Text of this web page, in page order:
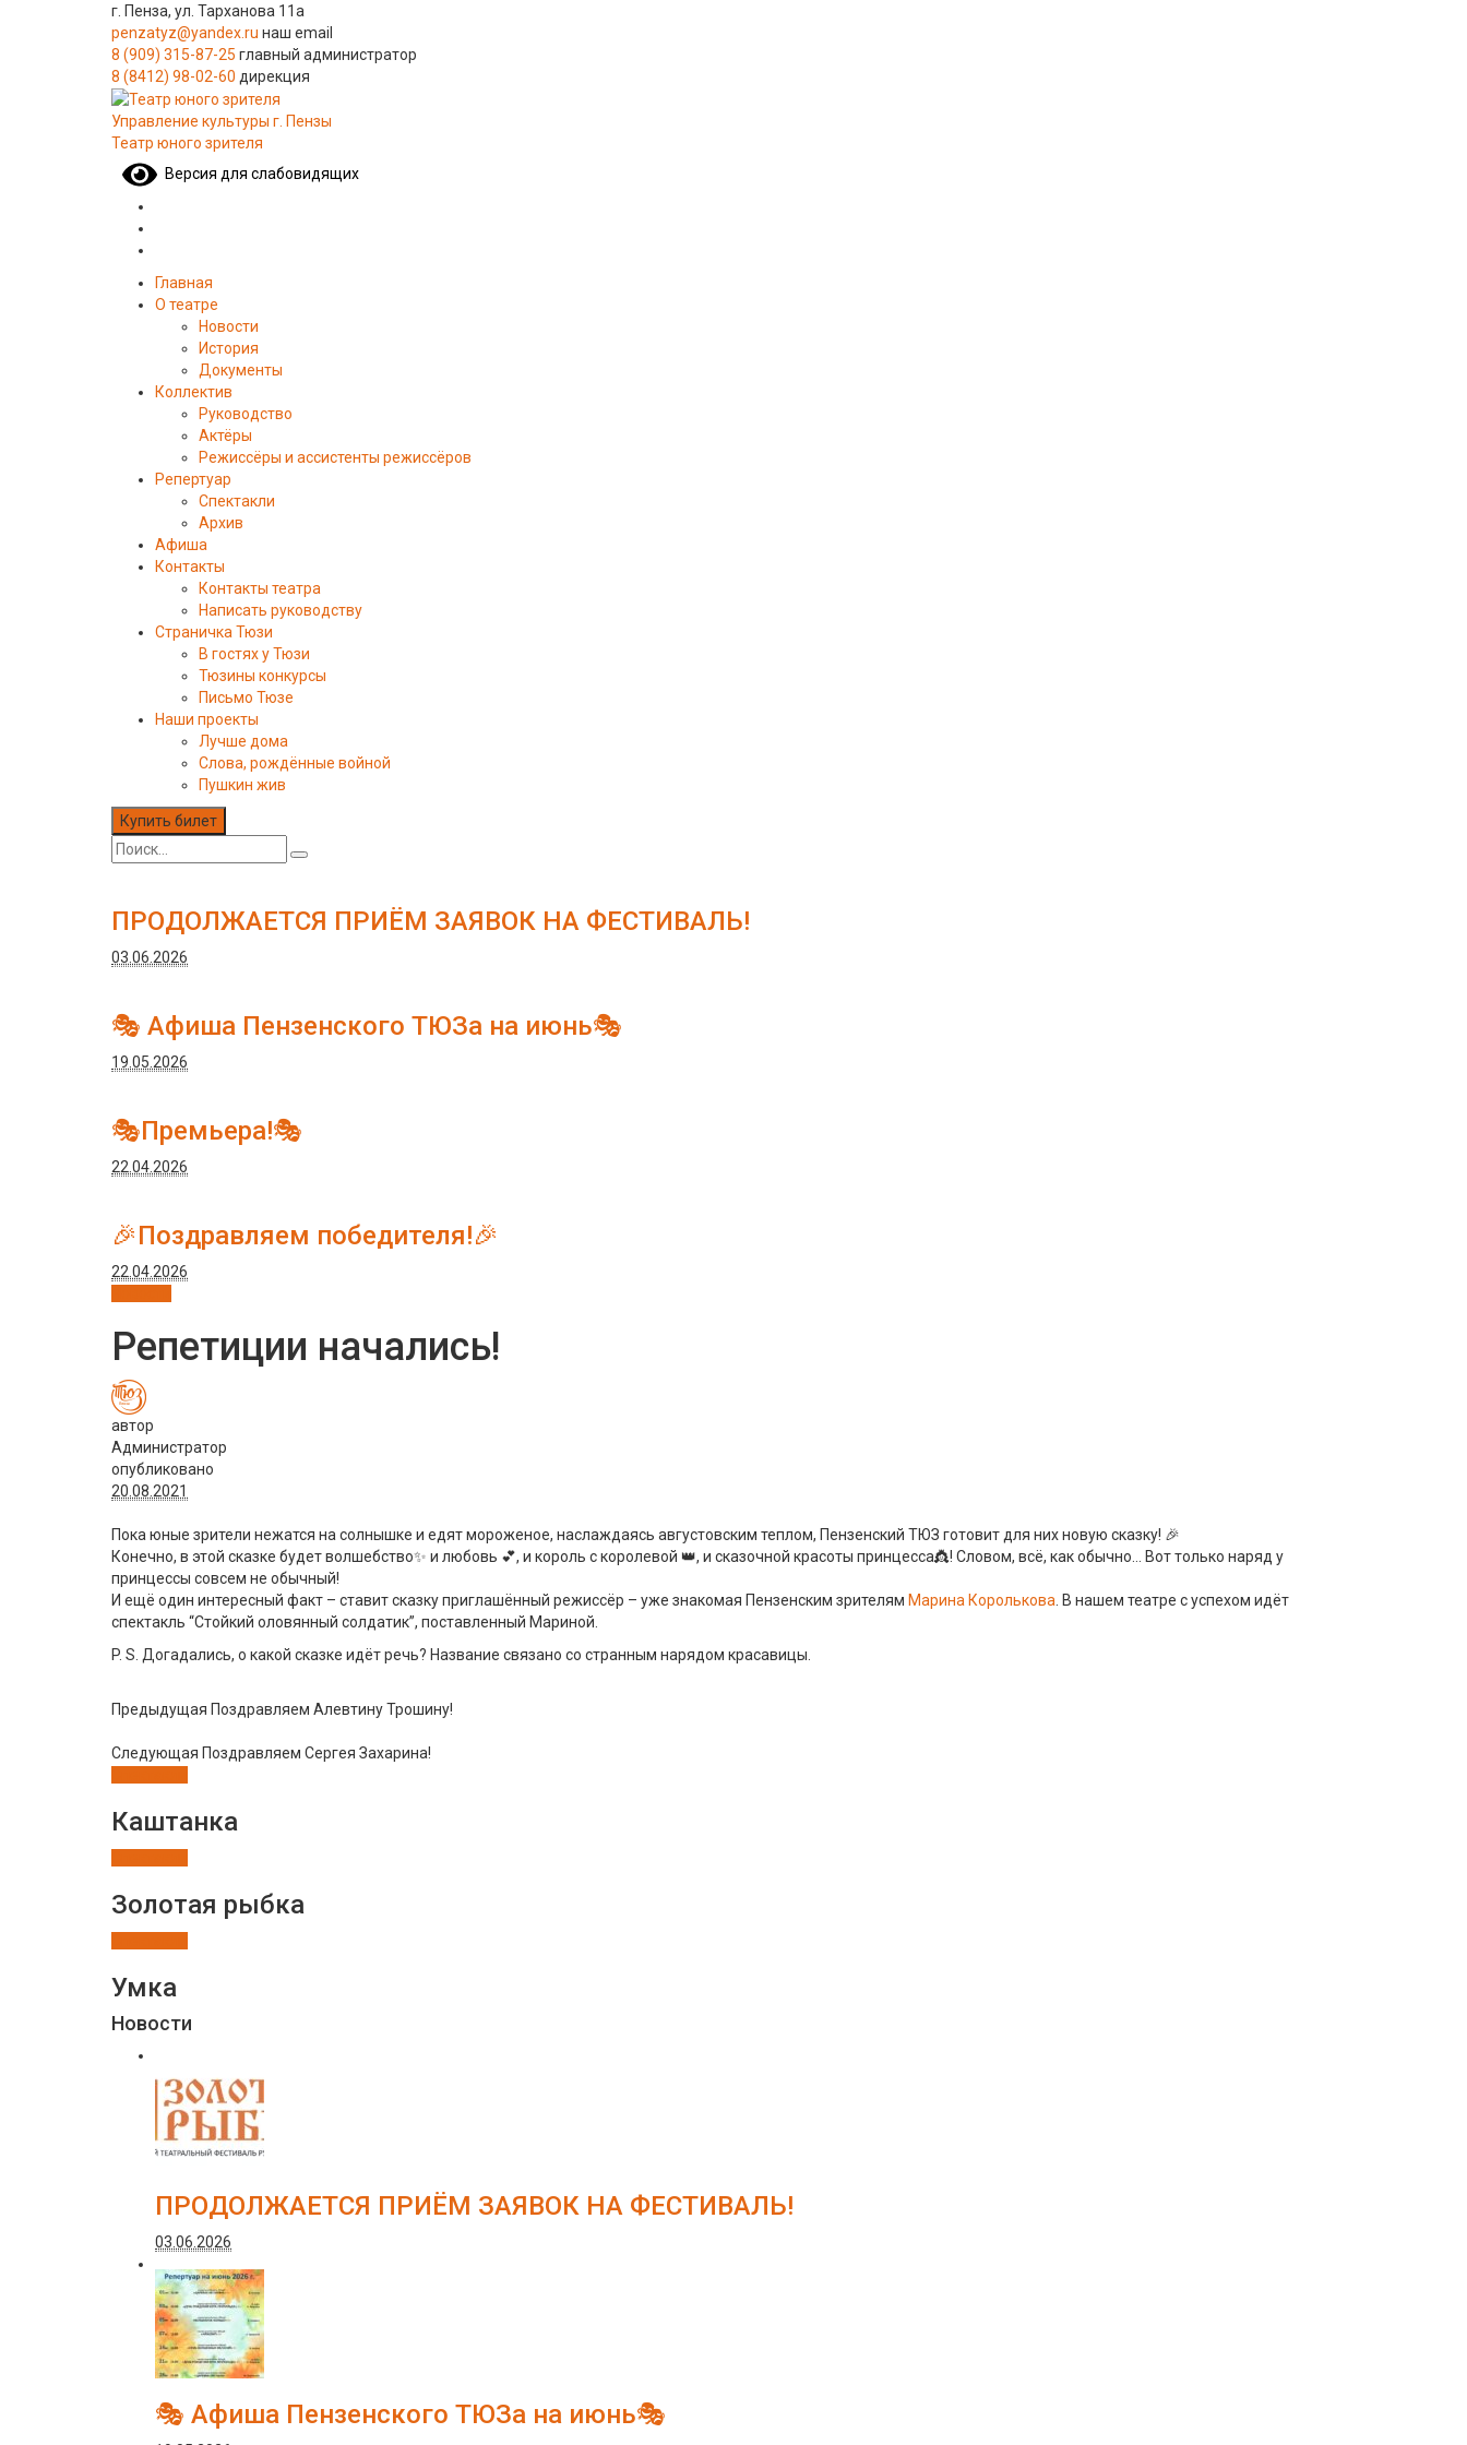
г. Пенза, ул. Тарханова 11а
penzatyz@yandex.ru наш email
8 (909) 315-87-25 главный администратор
8 (8412) 98-02-60 дирекция
Управление культуры г. Пензы
Театр юного зрителя
Версия для слабовидящих
Главная
О театре
Новости
История
Документы
Коллектив
Руководство
Актёры
Режиссёры и ассистенты режиссёров
Репертуар
Спектакли
Архив
Афиша
Контакты
Контакты театра
Написать руководству
Страничка Тюзи
В гостях у Тюзи
Тюзины конкурсы
Письмо Тюзе
Наши проекты
Лучше дома
Слова, рождённые войной
Пушкин жив
Купить билет
ПРОДОЛЖАЕТСЯ ПРИЁМ ЗАЯВОК НА ФЕСТИВАЛЬ!
03.06.2026
🎭 Афиша Пензенского ТЮЗа на июнь🎭
19.05.2026
🎭Премьера!🎭
22.04.2026
🎉Поздравляем победителя!🎉
22.04.2026
Репетиции начались!
автор
Администратор
опубликовано
20.08.2021
Пока юные зрители нежатся на солнышке и едят мороженое, наслаждаясь августовским теплом, Пензенский ТЮЗ готовит для них новую сказку! 🎉
Конечно, в этой сказке будет волшебство✨ и любовь 💕, и король с королевой 👑, и сказочной красоты принцесса👸! Словом, всё, как обычно… Вот только наряд у
принцессы совсем не обычный!
И ещё один интересный факт – ставит сказку приглашённый режиссёр – уже знакомая Пензенским зрителям Марина Королькова. В нашем театре с успехом идёт
спектакль “Стойкий оловянный солдатик”, поставленный Мариной.
P. S. Догадались, о какой сказке идёт речь? Название связано со странным нарядом красавицы.
Предыдущая Поздравляем Алевтину Трошину!
Следующая Поздравляем Сергея Захарина!
Каштанка
Золотая рыбка
Умка
Новости
ПРОДОЛЖАЕТСЯ ПРИЁМ ЗАЯВОК НА ФЕСТИВАЛЬ!
03.06.2026
🎭 Афиша Пензенского ТЮЗа на июнь🎭